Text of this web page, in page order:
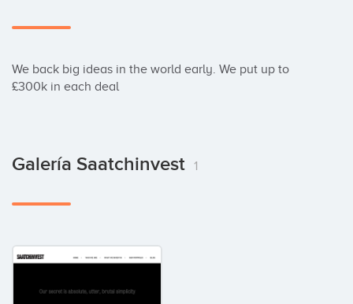
We back big ideas in the world early. We put up to
£300k in each deal
Galería Saatchinvest 1